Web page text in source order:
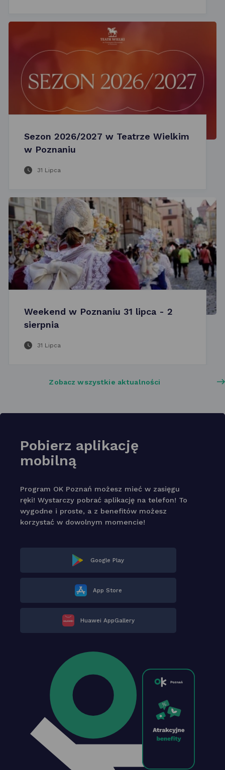
Sezon 2026/2027 w Teatrze Wielkim
w Poznaniu
31 Lipca
Weekend w Poznaniu 31 lipca - 2
sierpnia
31 Lipca
Zobacz wszystkie aktualności
Pobierz aplikację
mobilną
Program OK Poznań możesz mieć w zasięgu
ręki! Wystarczy pobrać aplikację na telefon! To
wygodne i proste, a z benefitów możesz
korzystać w dowolnym momencie!
Google Play
App Store
Huawei AppGallery